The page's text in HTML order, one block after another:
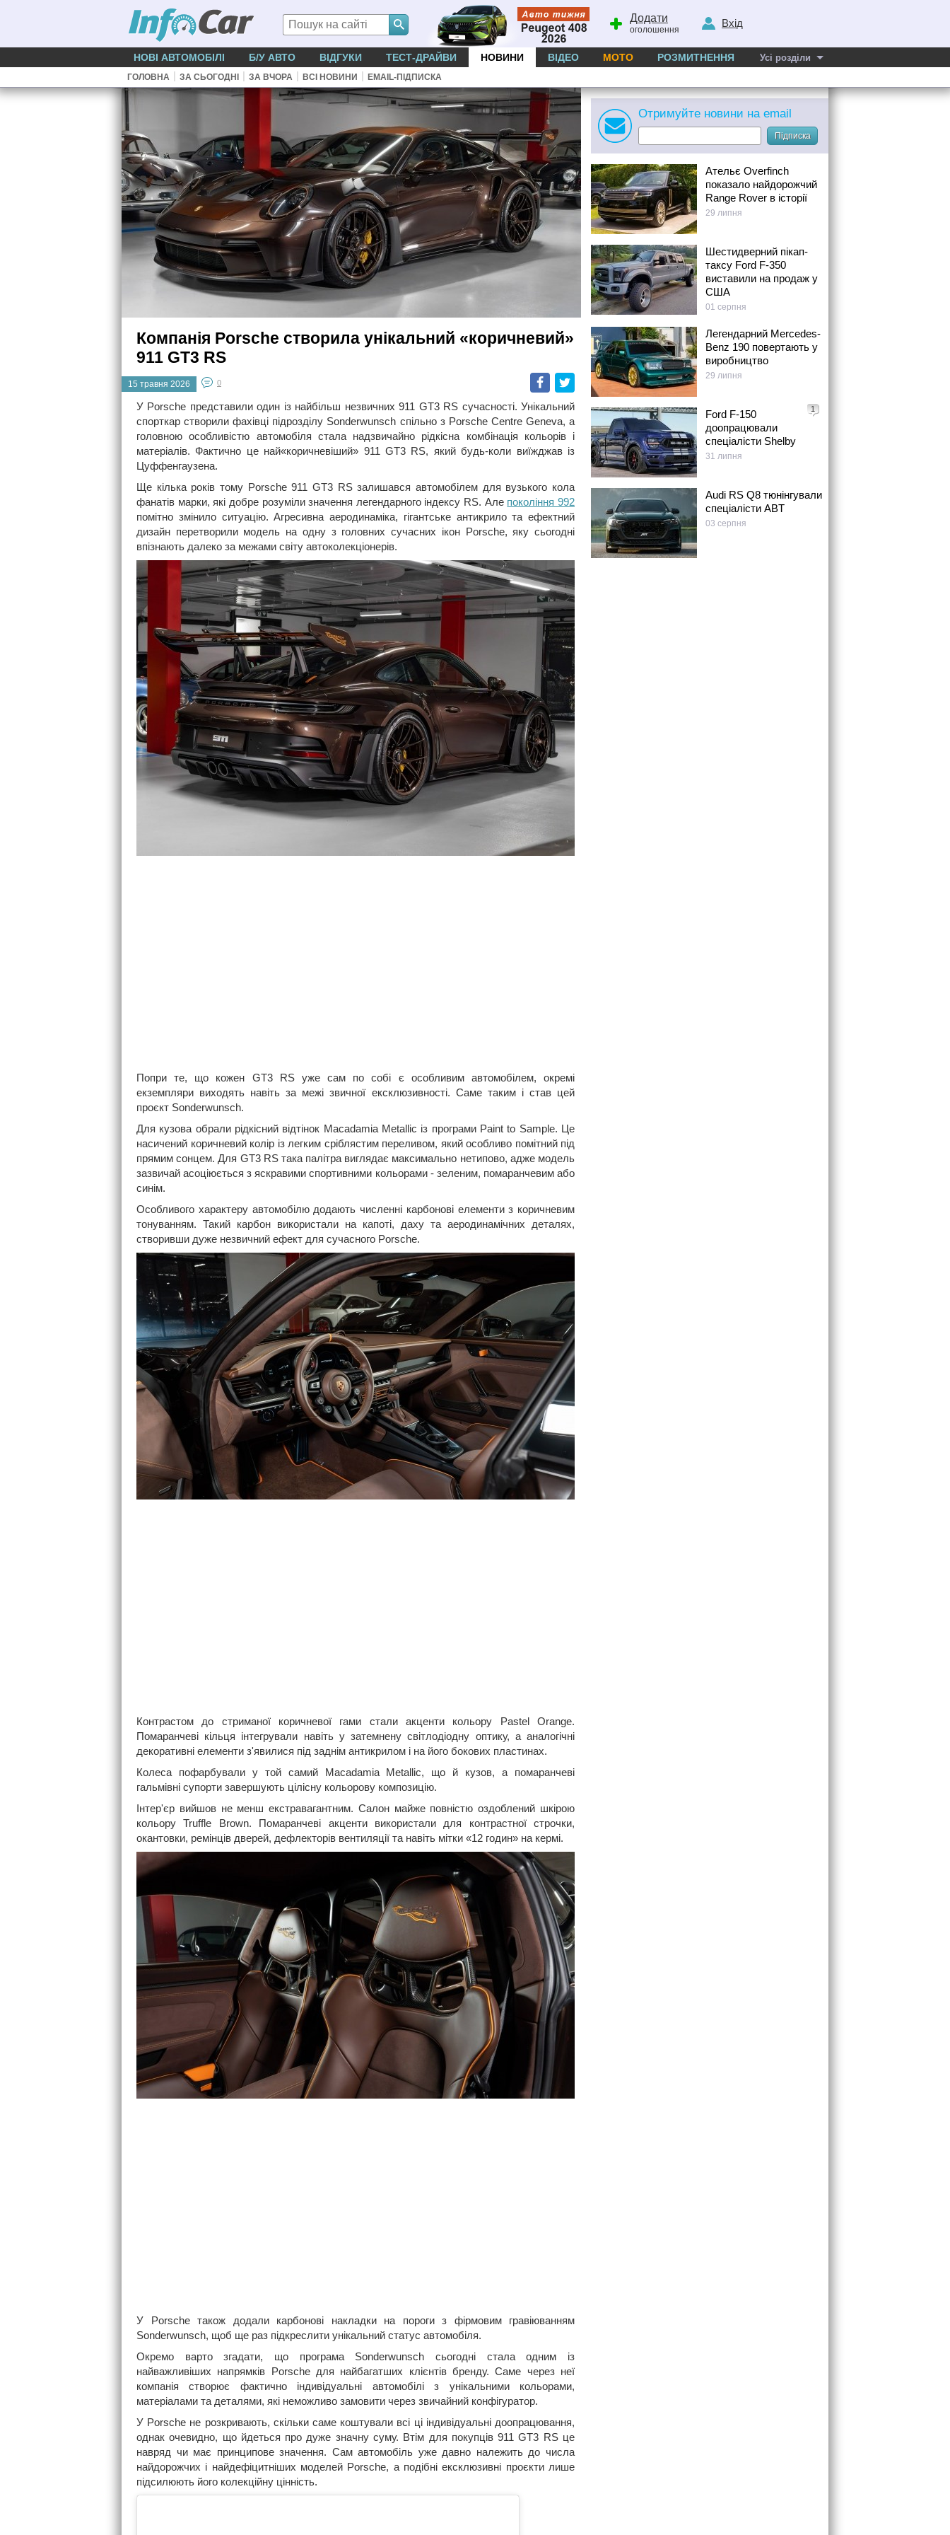
Додати
оголошення
Вхід
НОВІ АВТОМОБІЛІ Б/У АВТО ВІДГУКИ ТЕСТ-ДРАЙВИ НОВИНИ ВІДЕО МОТО РОЗМИТНЕННЯ Усі розділи
ГОЛОВНА | ЗА СЬОГОДНІ | ЗА ВЧОРА | ВСІ НОВИНИ | EMAIL-ПІДПИСКА
Компанія Porsche створила унікальний «коричневий»
911 GT3 RS
Facebook
Twitter
15 травня 2026 0
У Porsche представили один із найбільш незвичних 911 GT3 RS сучасності. Унікальний
спорткар створили фахівці підрозділу Sonderwunsch спільно з Porsche Centre Geneva, а
головною особливістю автомобіля стала надзвичайно рідкісна комбінація кольорів і
матеріалів. Фактично це най«коричневіший» 911 GT3 RS, який будь-коли виїжджав із
Цуффенгаузена.
Ще кілька років тому Porsche 911 GT3 RS залишався автомобілем для вузького кола
фанатів марки, які добре розуміли значення легендарного індексу RS. Але покоління 992
помітно змінило ситуацію. Агресивна аеродинаміка, гігантське антикрило та ефектний
дизайн перетворили модель на одну з головних сучасних ікон Porsche, яку сьогодні
впізнають далеко за межами світу автоколекціонерів.
Попри те, що кожен GT3 RS уже сам по собі є особливим автомобілем, окремі
екземпляри виходять навіть за межі звичної ексклюзивності. Саме таким і став цей
проєкт Sonderwunsch.
Для кузова обрали рідкісний відтінок Macadamia Metallic із програми Paint to Sample. Це
насичений коричневий колір із легким сріблястим переливом, який особливо помітний під
прямим сонцем. Для GT3 RS така палітра виглядає максимально нетипово, адже модель
зазвичай асоціюється з яскравими спортивними кольорами - зеленим, помаранчевим або
синім.
Особливого характеру автомобілю додають численні карбонові елементи з коричневим
тонуванням. Такий карбон використали на капоті, даху та аеродинамічних деталях,
створивши дуже незвичний ефект для сучасного Porsche.
Контрастом до стриманої коричневої гами стали акценти кольору Pastel Orange.
Помаранчеві кільця інтегрували навіть у затемнену світлодіодну оптику, а аналогічні
декоративні елементи з'явилися під заднім антикрилом і на його бокових пластинах.
Колеса пофарбували у той самий Macadamia Metallic, що й кузов, а помаранчеві
гальмівні супорти завершують цілісну кольорову композицію.
Інтер'єр вийшов не менш екстравагантним. Салон майже повністю оздоблений шкірою
кольору Truffle Brown. Помаранчеві акценти використали для контрастної строчки,
окантовки, ремінців дверей, дефлекторів вентиляції та навіть мітки «12 годин» на кермі.
У Porsche також додали карбонові накладки на пороги з фірмовим гравіюванням
Sonderwunsch, щоб ще раз підкреслити унікальний статус автомобіля.
Окремо варто згадати, що програма Sonderwunsch сьогодні стала одним із
найважливіших напрямків Porsche для найбагатших клієнтів бренду. Саме через неї
компанія створює фактично індивідуальні автомобілі з унікальними кольорами,
матеріалами та деталями, які неможливо замовити через звичайний конфігуратор.
У Porsche не розкривають, скільки саме коштували всі ці індивідуальні доопрацювання,
однак очевидно, що йдеться про дуже значну суму. Втім для покупців 911 GT3 RS це
навряд чи має принципове значення. Сам автомобіль уже давно належить до числа
найдорожчих і найдефіцитніших моделей Porsche, а подібні ексклюзивні проєкти лише
підсилюють його колекційну цінність.
Отримуйте новини на email
Підписка
Ательє Overfinch
показало найдорожчий
Range Rover в історії
29 липня
Шестидверний пікап-
таксу Ford F-350
виставили на продаж у
США
01 серпня
Легендарний Mercedes-
Benz 190 повертають у
виробництво
29 липня
1
Ford F-150
доопрацювали
спеціалісти Shelby
31 липня
Audi RS Q8 тюнінгували
спеціалісти ABT
03 серпня